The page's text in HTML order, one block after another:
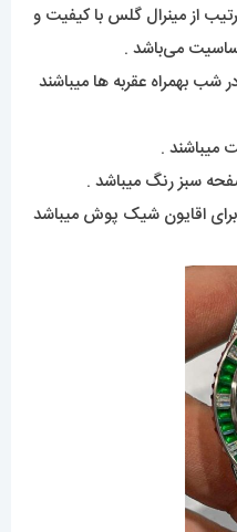
از مینرال گلس با کیفیت و
می‌باشد .
شب بهمراه عقربه ها میباشند
میباشند .
سبز رنگ میباشد .
اقایون شیک پوش میباشد